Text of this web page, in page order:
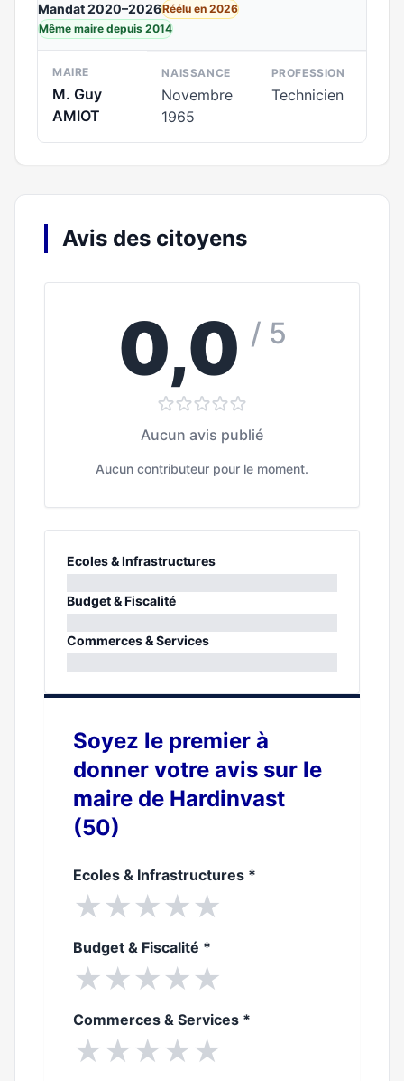
Mandat 2020–2026Réélu en 2026
Même maire depuis 2014
MAIRE
M. Guy
AMIOT
NAISSANCE
Novembre
1965
PROFESSION
Technicien
Avis des citoyens
0,0 / 5
Aucun avis publié
Aucun contributeur pour le moment.
Ecoles & Infrastructures
0%
Budget & Fiscalité
0%
Commerces & Services
Soyez le premier à
donner votre avis sur le
maire de Hardinvast
(50)
Ecoles & Infrastructures *
★★★★★
Budget & Fiscalité *
★★★★★
Commerces & Services *
★★★★★